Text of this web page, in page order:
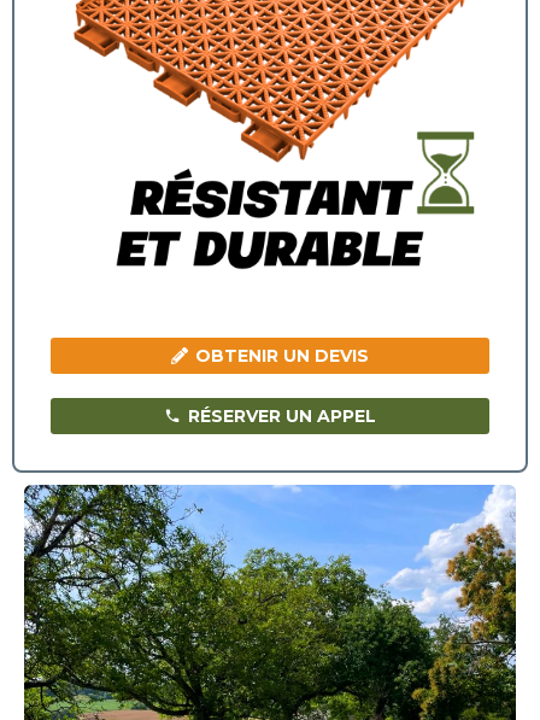
OBTENIR UN DEVIS
RÉSERVER UN APPEL